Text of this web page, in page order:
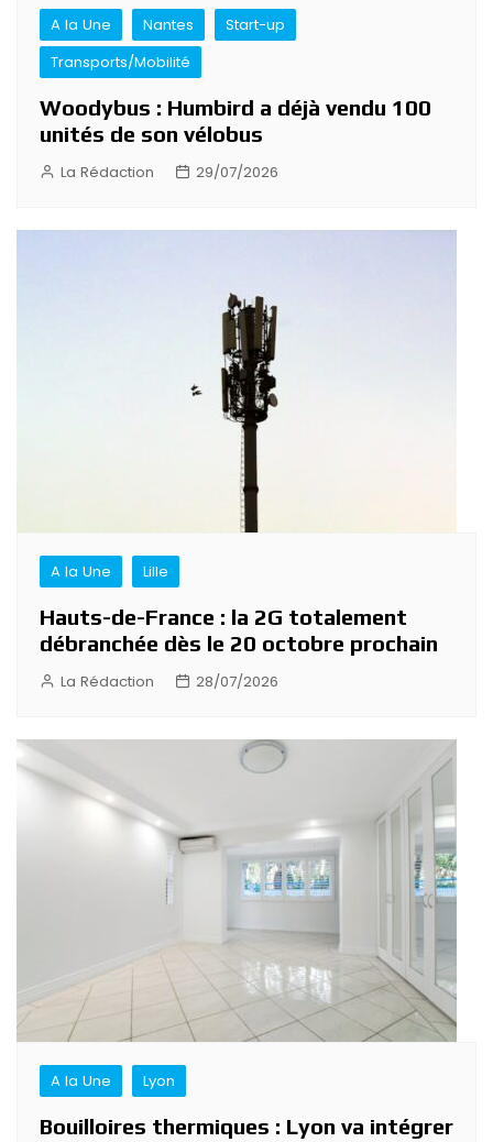
A la Une Nantes
Start-up
Transports/Mobilité
Woodybus : Humbird a déjà vendu 100
unités de son vélobus
La Rédaction 29/07/2026
A la Une Lille
Hauts-de-France : la 2G totalement
débranchée dès le 20 octobre prochain
La Rédaction 28/07/2026
A la Une Lyon
Bouilloires thermiques : Lyon va intégrer